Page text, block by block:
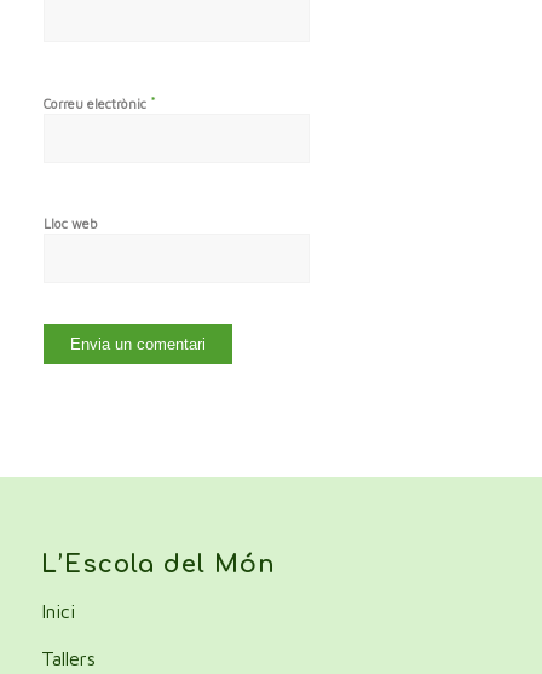
Correu electrònic *
Lloc web
L’Escola del Món
Inici
Tallers